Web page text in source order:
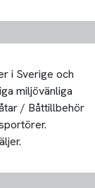
i Sverige och
miljövänliga
/ Båttillbehör